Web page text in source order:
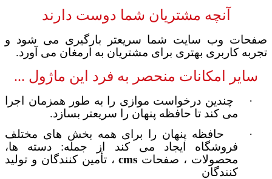
آنچه مشتریان شما دوست دارند
صفحات وب سایت شما سریعتر بارگیری می شود و
تجربه کاربری بهتری برای مشتریان به ارمغان می آورد.
سایر امکانات منحصر به فرد این ماژول ...
·
چندین درخواست موازی را به طور همزمان اجرا
می کند تا حافظه پنهان را سریعتر بسازد.
·
حافظه پنهان را برای همه بخش های مختلف
فروشگاه ایجاد می کند از جمله: دسته ها،
محصولات ، صفحات cms، تأمین کنندگان و تولید
کنندگان